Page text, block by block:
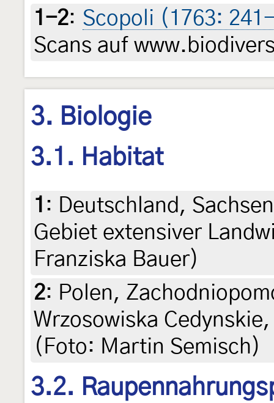
1-2: Scopoli (1763:
Scans auf
3. Biologie
3.1. Habitat
1 : Deutschland,
Gebiet extensiver
Franziska Bauer)
2: Polen,
Wrzosowiska
(Foto: Martin Semisch)
3.2.